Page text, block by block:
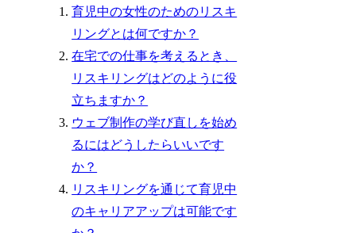
育児中の女性のためのリスキ
リングとは何ですか？
在宅での仕事を考えるとき、
リスキリングはどのように役
立ちますか？
ウェブ制作の学び直しを始め
るにはどうしたらいいです
か？
リスキリングを通じて育児中
のキャリアアップは可能です